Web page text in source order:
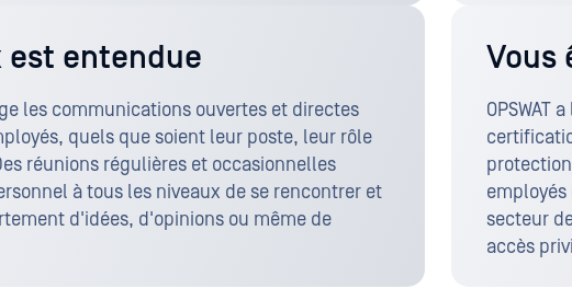
est entendue
les communications ouvertes et directes
quels que soient leur poste, leur rôle
réunions régulières et occasionnelles
à tous les niveaux de se rencontrer et
d'idées, d'opinions ou même de
Vous
OPSWAT
employés
secteur
accès